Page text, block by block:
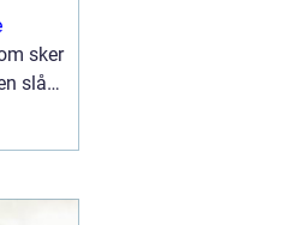
sker
slås
och